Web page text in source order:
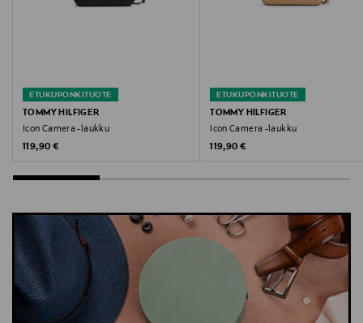
ETUKUPONKITUOTE
TOMMY HILFIGER
Icon Camera -laukku
Original Price
119,90 €
ETUKUPONKITUOTE
TOMMY HILFIGER
Icon Camera -laukku
Original Price
119,90 €